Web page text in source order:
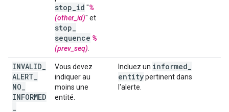
stop id "%
(other_id)" et
stop
sequence %
(prev_seq)
INVALID
ALERT
NO
INFORMED
Vous devez
indiquer au
moins une
entité.
Incluez un informed
entitypertinent dans
l'alerte.